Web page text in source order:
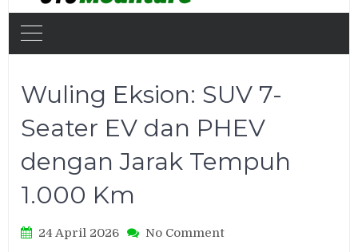
Wuling Eksion: SUV 7-
Seater EV dan PHEV
dengan Jarak Tempuh
1.000 Km
24 April 2026 No Commenton